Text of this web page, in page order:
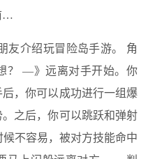
…
友介绍玩冒险岛手游。 角
？ —》远离对手开始。你
，你可以成功进行一组爆
之后，你可以跳跃和弹射
候不容易，被对方技能命中